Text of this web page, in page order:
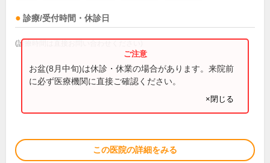
診療/受付時間・休診日
(診療時間は直接お問い合わせください)
お盆(8月中旬)は休診・休業の場合があります。来院前
に必ず医療機関に直接ご確認ください。
×閉じる
この医院の詳細をみる